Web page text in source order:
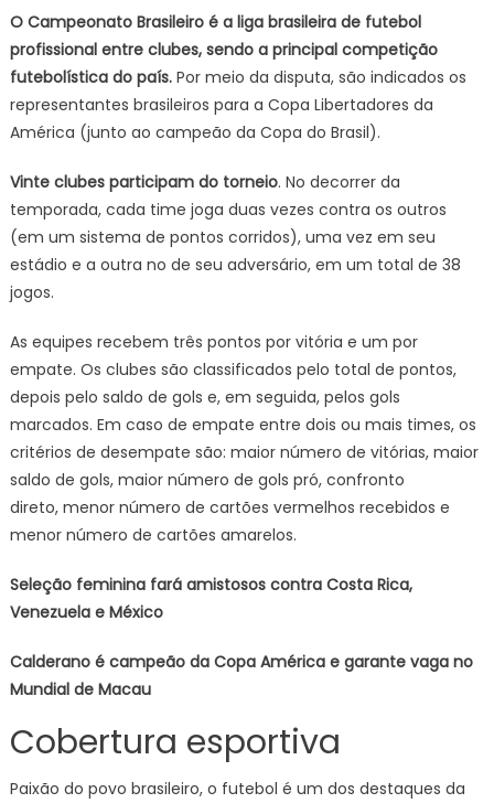
O Campeonato Brasileiro é a liga brasileira de futebol
profissional entre clubes, sendo a principal competição
futebolística do país.Por meio da disputa, são indicados os
representantes brasileiros para a Copa Libertadores da
América (junto ao campeão da Copa do Brasil).
Vinte clubes participam do torneio. No decorrer da
temporada, cada time joga duas vezes contra os outros
(em um sistema de pontos corridos), uma vez em seu
estádio e a outra no de seu adversário, em um total de 38
jogos.
As equipes recebem três pontos por vitória e um por
empate. Os clubes são classificados pelo total de pontos,
depois pelo saldo de gols e, em seguida, pelos gols
marcados. Em caso de empate entre dois ou mais times, os
critérios de desempate são: maior número de vitórias, maior
saldo de gols, maior número de gols pró, confronto
direto, menor número de cartões vermelhos recebidos e
menor número de cartões amarelos.
Seleção feminina fará amistosos contra Costa Rica,
Venezuela e México
Calderano é campeão da Copa América e garante vaga no
Mundial de Macau
Cobertura esportiva
Paixão do povo brasileiro, o futebol é um dos destaques da